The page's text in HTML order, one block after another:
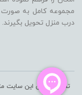
مجموعه کامل به صورت
درب منزل تحویل بگیرند.